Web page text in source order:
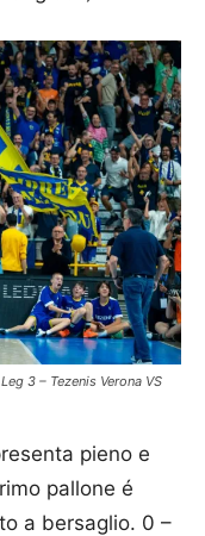
3 – Tezenis Verona VS
pieno e
pallone é
a bersaglio. 0 –